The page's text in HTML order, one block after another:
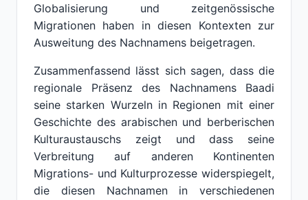
Globalisierung und zeitgenössische
Migrationen haben in diesen Kontexten zur
Ausweitung des Nachnamens beigetragen.
Zusammenfassend lässt sich sagen, dass die
regionale Präsenz des Nachnamens Baadi
seine starken Wurzeln in Regionen mit einer
Geschichte des arabischen und berberischen
Kulturaustauschs zeigt und dass seine
Verbreitung auf anderen Kontinenten
Migrations- und Kulturprozesse widerspiegelt,
die diesen Nachnamen in verschiedenen